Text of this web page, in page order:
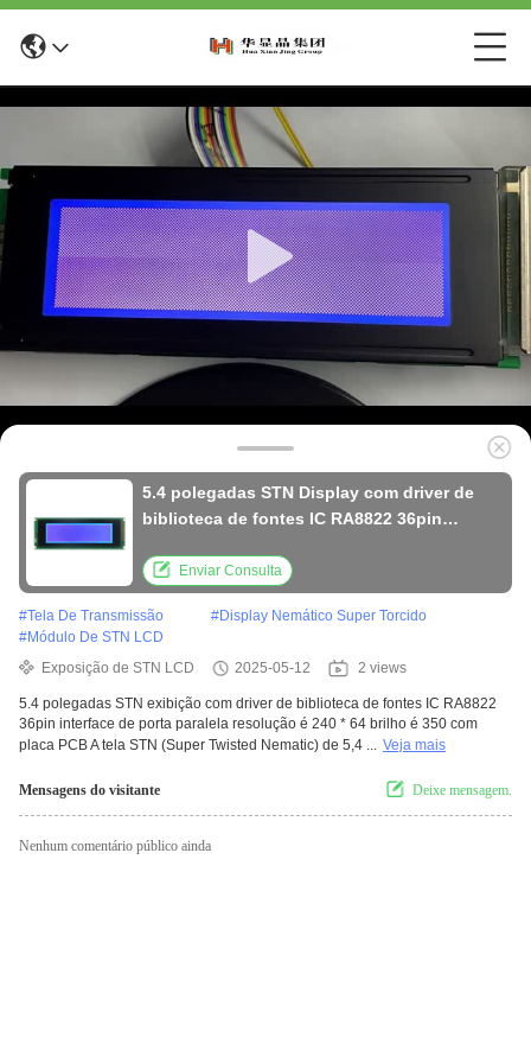
5.4 polegadas STN Display com driver de
biblioteca de fontes IC RA8822 36pin
240 * 64 brilho 350 com placa de PCB
Enviar Consulta
#Tela De Transmissão #Display Nemático Super Torcido
#Módulo De STN LCD
Exposição de STN LCD
2025-05-12 2 views
5.4 polegadas STN exibição com driver de biblioteca de fontes IC RA8822
36pin interface de porta paralela resolução é 240 * 64 brilho é 350 com
placa PCB A tela STN (Super Twisted Nematic) de 5,4 ... Veja mais
Mensagens do visitante Deixe mensagem.
Nenhum comentário público ainda